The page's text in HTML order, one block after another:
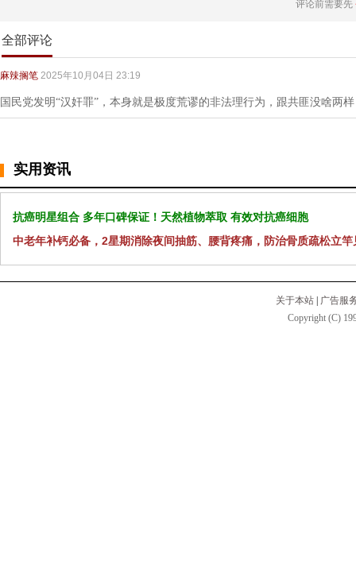
评论前需要先
全部评论
麻辣搁笔 2025年10月04日 23:19
国民党发明“汉奸罪”，本身就是极度荒谬的非法理行为，跟共匪没啥两
实用资讯
抗癌明星组合 多年口碑保证！天然植物萃取 有效对抗癌细胞
中老年补钙必备，2星期消除夜间抽筋、腰背疼痛，防治骨质疏松立竿
关于本站
广告服
Copyright (C)